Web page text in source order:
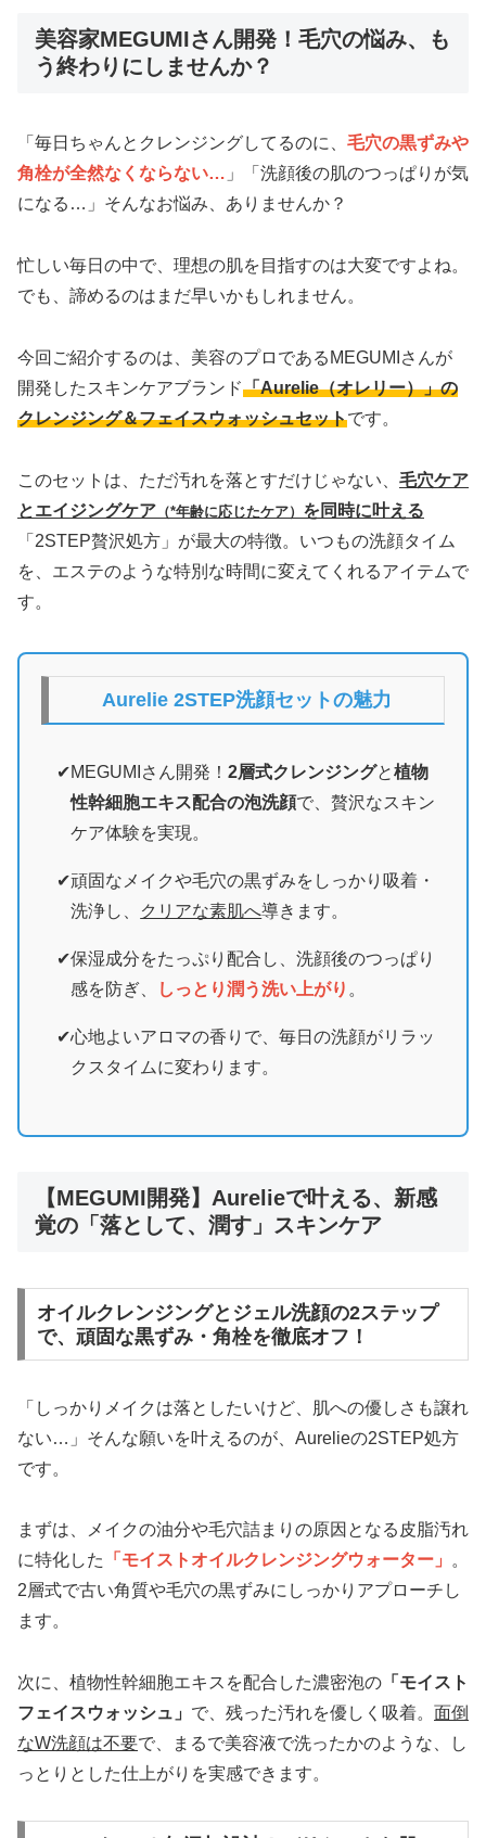
美容家MEGUMIさん開発！毛穴の悩み、も
う終わりにしませんか？
「毎日ちゃんとクレンジングしてるのに、 毛穴の黒ずみや
角栓が全然なくならない… 」「洗顔後の肌のつっぱりが気
になる…」そんなお悩み、ありませんか？
忙しい毎日の中で、理想の肌を目指すのは大変ですよね。
でも、諦めるのはまだ早いかもしれません。
今回ご紹介するのは、美容のプロであるMEGUMIさんが
開発したスキンケアブランド「Aurelie（オレリー）」の
クレンジング＆フェイスウォッシュセットです。
このセットは、ただ汚れを落とすだけじゃない、 毛穴ケア
とエイジングケア （*年齢に応じたケア） を同時に叶える
「2STEP贅沢処方」が最大の特徴。いつもの洗顔タイム
を、エステのような特別な時間に変えてくれるアイテムで
す。
Aurelie 2STEP洗顔セットの魅力
MEGUMIさん開発！2層式クレンジングと植物
性幹細胞エキス配合の泡洗顔で、贅沢なスキン
ケア体験を実現。
頑固なメイクや毛穴の黒ずみをしっかり吸着・
洗浄し、
クリアな素肌へ導きます。
保湿成分をたっぷり配合し、洗顔後のつっぱり
感を防ぎ、
しっとり潤う洗い上がり 。
心地よいアロマの香りで、毎日の洗顔がリラッ
クスタイムに変わります。
【MEGUMI開発】Aurelieで叶える、新感
覚の「落として、潤す」スキンケア
オイルクレンジングとジェル洗顔の2ステップ
で、頑固な黒ずみ・角栓を徹底オフ！
「しっかりメイクは落としたいけど、肌への優しさも譲れ
ない…」そんな願いを叶えるのが、Aurelieの2STEP処方
です。
まずは、メイクの油分や毛穴詰まりの原因となる皮脂汚れ
に特化した
「モイストオイルクレンジングウォーター」
。
2層式で古い角質や毛穴の黒ずみにしっかりアプローチし
ます。
次に、植物性幹細胞エキスを配合した濃密泡の 「モイスト
フェイスウォッシュ」 で、残った汚れを優しく吸着。 面倒
なW洗顔は不要で、まるで美容液で洗ったかのような、し
っとりとした仕上がりを実感できます。